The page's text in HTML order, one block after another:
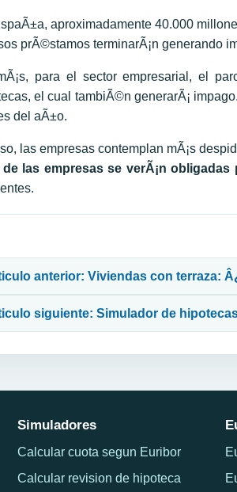
aproximadamente 40.000
prÃ©stamos terminarÃ¡n generando
para el sector empresarial, el
el cual tambiÃ©n generarÃ¡
del aÃ±o.
las empresas contemplan mÃ¡s
de las empresasse verÃ¡n obligadas
anterior: Viviendas con terraza:
siguiente: Simulador de
Simuladores
Calcular cuota segun Euribor
Calcular revision de hipoteca